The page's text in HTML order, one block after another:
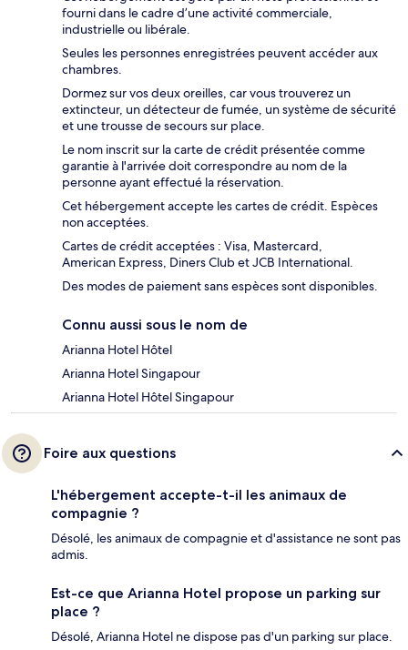
fourni dans le cadre d’une activité commerciale,
industrielle ou libérale.
Seules les personnes enregistrées peuvent accéder aux
chambres.
Dormez sur vos deux oreilles, car vous trouverez un
extincteur, un détecteur de fumée, un système de sécurité
et une trousse de secours sur place.
Le nom inscrit sur la carte de crédit présentée comme
garantie à l'arrivée doit correspondre au nom de la
personne ayant effectué la réservation.
Cet hébergement accepte les cartes de crédit. Espèces
non acceptées.
Cartes de crédit acceptées : Visa, Mastercard,
American Express, Diners Club et JCB International.
Des modes de paiement sans espèces sont disponibles.
Connu aussi sous le nom de
Arianna Hotel Hôtel
Arianna Hotel Singapour
Arianna Hotel Hôtel Singapour
Foire aux questions
L'hébergement accepte-t-il les animaux de
compagnie ?
Désolé, les animaux de compagnie et d'assistance ne sont pas
admis.
Est-ce que Arianna Hotel propose un parking sur
place ?
Désolé, Arianna Hotel ne dispose pas d'un parking sur place.